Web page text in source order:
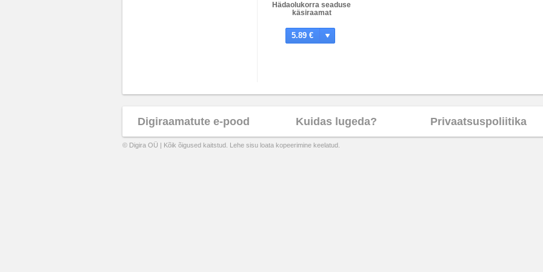
Hädaolukorra seaduse
käsiraamat
5.89 €
Digiraamatute e-pood Kuidas lugeda? Privaatsuspoliitika
© Digira OÜ | Kõik õigused kaitstud. Lehe sisu loata kopeerimine keelatud.